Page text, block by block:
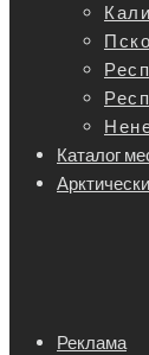
Каталог
Реклама